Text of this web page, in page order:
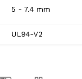
5 - 7.4 mm
UL94-V2